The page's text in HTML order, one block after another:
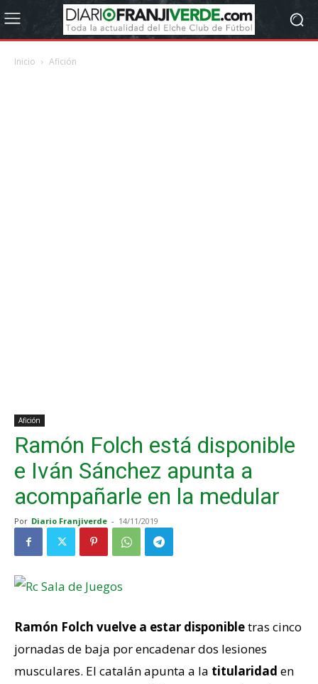
Inicio Afición
Afición
Ramón Folch está disponible
e Iván Sánchez apunta a
acompañarle en la medular
Por Diario Franjiverde - 14/11/2019
Ramón Folch vuelve a estar disponibletras cinco
jornadas de baja por encadenar dos lesiones
musculares. El catalán apunta a la titularidad en